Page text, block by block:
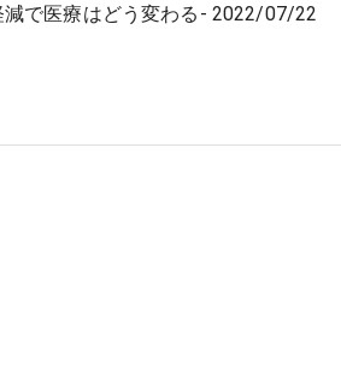
で医療はどう変わる- 2022/07/22